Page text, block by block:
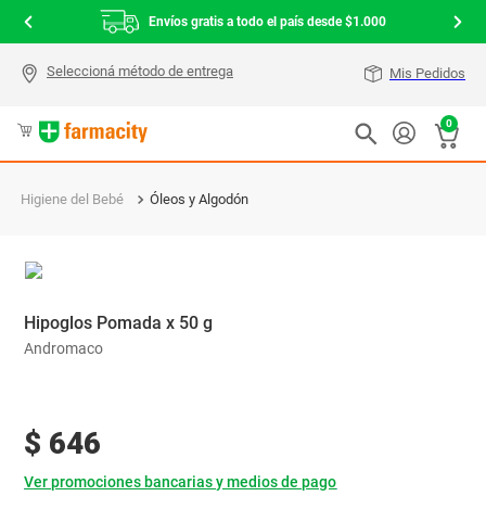
Envíos gratis a todo el país desde $1.000
Mis Pedidos
0
Higiene del Bebé Óleos y Algodón
Hipoglos Pomada x 50 g
Andromaco
$ 646
Ver promociones bancarias y medios de pago